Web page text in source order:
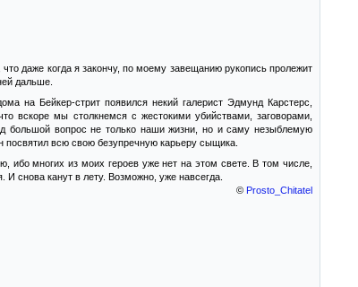
даже когда я закончу, по моему завещанию рукопись пролежит
дальше.
на Бейкер-стрит появился некий галерист Эдмунд Карстерс,
вскоре мы столкнемся с жестокими убийствами, заговорами,
большой вопрос не только наши жизни, но и саму незыблемую
посвятил всю свою безупречную карьеру сыщика.
многих из моих героев уже нет на этом свете. В том числе,
снова канут в лету. Возможно, уже навсегда.
© Prosto_Chitatel